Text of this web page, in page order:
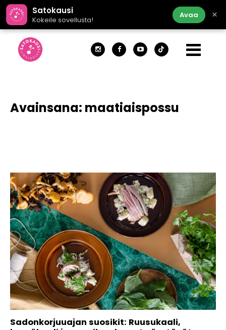
Satokausi
Kokeile sovellusta!
Avaa ×
Avainsana: maatiaispossu
Sadonkorjuuajan suosikit: Ruusukaali,